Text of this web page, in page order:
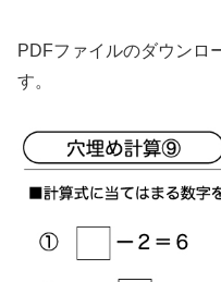
PDFファイルのダウンロ
す。